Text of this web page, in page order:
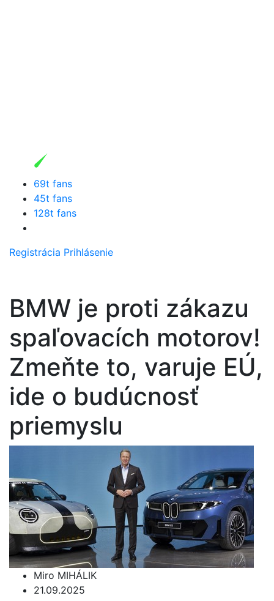
69t fans
45t fans
128t fans
Registrácia Prihlásenie
BMW je proti zákazu
spaľovacích motorov!
Zmeňte to, varuje EÚ,
ide o budúcnosť
priemyslu
Miro MIHÁLIK
21.09.2025